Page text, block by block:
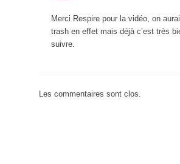
Merci Respire pour la vidéo, on
trash en effet mais déjà c’est très
suivre.
Les commentaires sont clos.